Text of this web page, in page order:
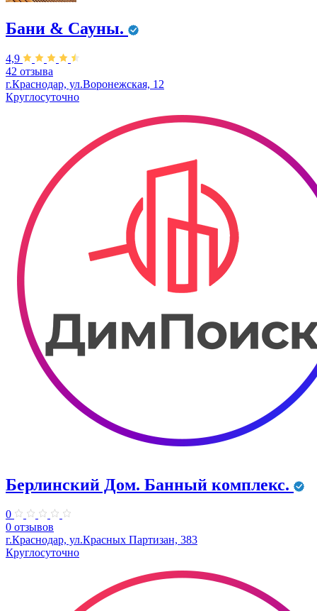
Бани & Сауны.
4,9
42 отзыва
г.Краснодар, ул.Воронежская, 12
Круглосуточно
Берлинский Дом. Банный комплекс.
0
0 отзывов
г.Краснодар, ул.Красных Партизан, 383
Круглосуточно